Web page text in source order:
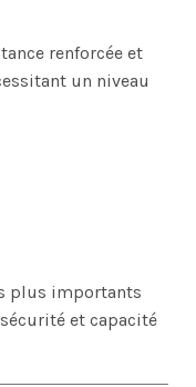
renforcée et
un niveau
plus importants
et capacité